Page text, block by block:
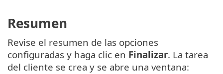
Resumen
Revise el resumen de las opciones
configuradas y haga clic en Finalizar. La tarea
del cliente se crea y se abre una ventana: